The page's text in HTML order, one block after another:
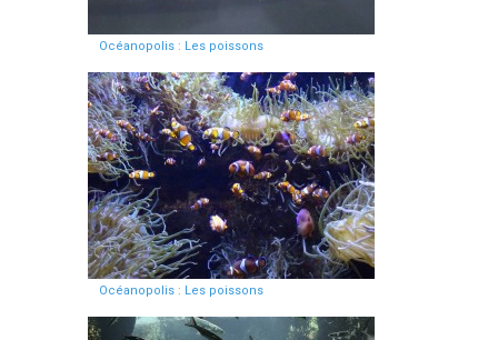
Océanopolis : Les poissons
Océanopolis : Les poissons